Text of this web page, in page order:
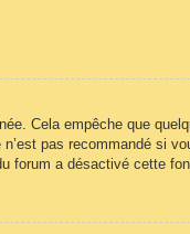
Cela empêche que
n’est pas recommandé si
forum a désactivé cette